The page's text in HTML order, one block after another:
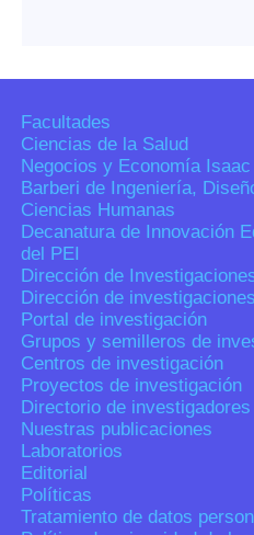
Facultades
Ciencias de la Salud
Negocios y Economía
Barberi de Ingeniería,
Ciencias Humanas
Decanatura de Innovación
del PEI
Dirección de
Dirección de investigaciones
Portal de investigación
Grupos y semilleros de
Centros de investigación
Proyectos de investigación
Directorio de investigadores
Nuestras publicaciones
Laboratorios
Editorial
Políticas
Tratamiento de datos